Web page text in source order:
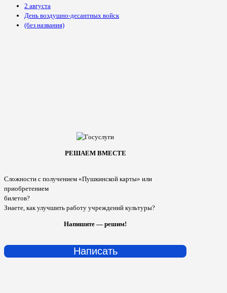
2 августа
День воздушно-десантных войск
(без названия)
РЕШАЕМ ВМЕСТЕ
Сложности с получением «Пушкинской карты» или
приобретением
билетов?
Знаете, как улучшить работу учреждений культуры?
Напишите — решим!
Написать